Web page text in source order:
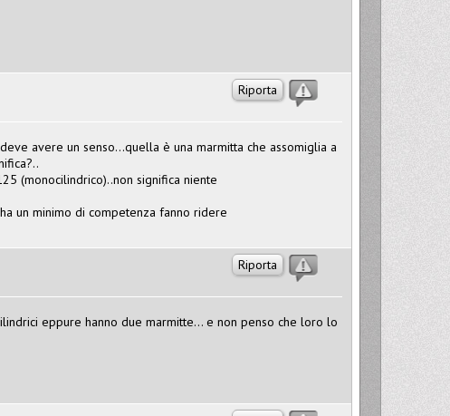
Riporta
avere un senso...quella è una marmitta che assomiglia a
(monocilindrico)..non significa niente
un minimo di competenza fanno ridere
Riporta
eppure hanno due marmitte... e non penso che loro lo